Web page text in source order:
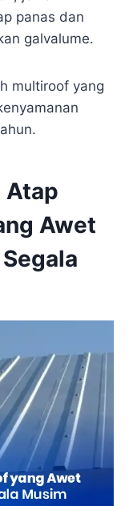
panas dan
galvalume.
multiroof yang
Atap
Awet